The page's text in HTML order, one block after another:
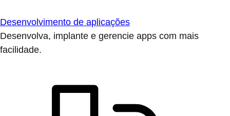
Desenvolvimento de aplicações
Desenvolva, implante e gerencie apps com mais
facilidade.